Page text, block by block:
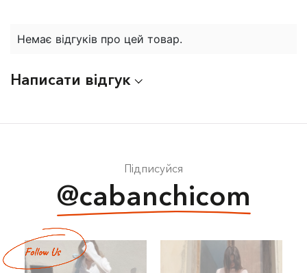
Немає відгуків про цей товар.
Написати відгук
Підписуйся
@cabanchicom